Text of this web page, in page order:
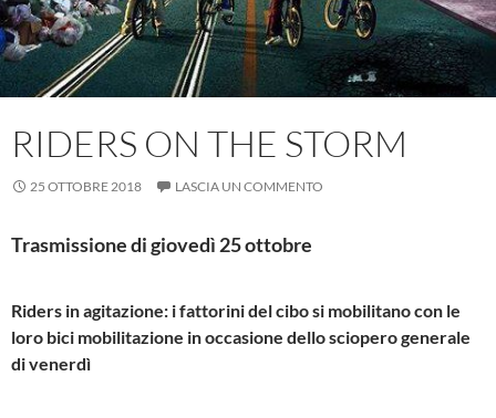
RIDERS ON THE STORM
25 OTTOBRE 2018 LASCIA UN COMMENTO
Trasmissione di giovedì 25 ottobre
Riders in agitazione: i fattorini del cibo si mobilitano con le
loro bici mobilitazione in occasione dello sciopero generale
di venerdì